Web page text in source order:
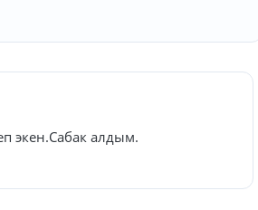
экен.Сабак алдым.